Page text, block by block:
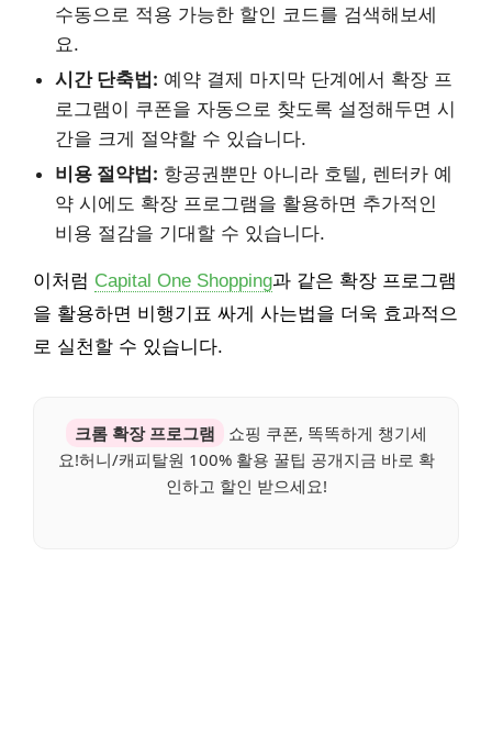
수동으로 적용 가능한 할인 코드를 검색해보세
요.
시간 단축법: 예약 결제 마지막 단계에서 확장 프
로그램이 쿠폰을 자동으로 찾도록 설정해두면 시
간을 크게 절약할 수 있습니다.
비용 절약법: 항공권뿐만 아니라 호텔, 렌터카 예
약 시에도 확장 프로그램을 활용하면 추가적인
비용 절감을 기대할 수 있습니다.
이처럼 Capital One Shopping과 같은 확장 프로그램
을 활용하면 비행기표 싸게 사는법을 더욱 효과적으
로 실천할 수 있습니다.
크롬 확장 프로그램
쇼핑 쿠폰, 똑똑하게 챙기세
요!허니/캐피탈원 100% 활용 꿀팁 공개지금 바로 확
인하고 할인 받으세요!